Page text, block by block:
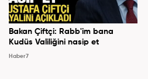
Bakan Çiftçi: Rabb'im bana
Kudüs Valiliğini nasip et
Haber7